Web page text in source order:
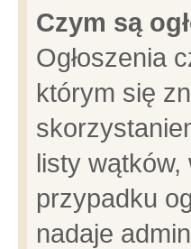
Czym są
Ogłoszenia
którym się
listy wątków,
przypadku
nadaje